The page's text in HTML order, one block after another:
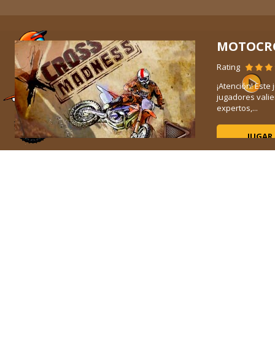
Rating
¡Atención!
jugadores
expertos,...